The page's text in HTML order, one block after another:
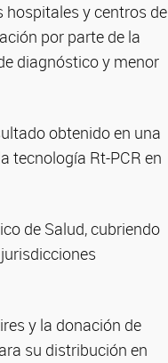
y centros de
por parte de la
diagnóstico y menor
obtenido en una
tecnología Rt-PCR en
de Salud, cubriendo
y la donación de
su distribución en